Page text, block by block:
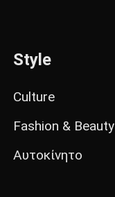
Style
Culture
Fashion & Beauty
Αυτοκίνητο